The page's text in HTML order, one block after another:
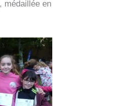
médaillée en